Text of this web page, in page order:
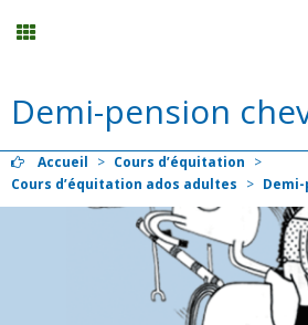
Evénements
Planning
Centre de formation au ATE / BF
Demi-pension
Accueil > Cours d’équitation >
Cours d’équitation ados adultes >